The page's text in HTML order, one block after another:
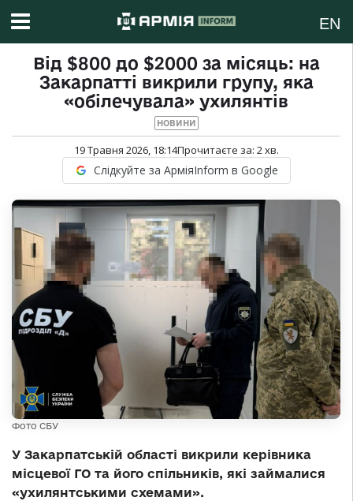
EN
Від $800 до $2000 за місяць: на
Закарпатті викрили групу, яка
«обілечувала» ухилянтів
НОВИНИ
19 Травня 2026, 18:14Прочитаєте за: 2хв.
Слідкуйте за АрміяInform в Google
Фото СБУ
У Закарпатській області викрили керівника
місцевої ГО та його спільників, які займалися
«ухилянтськими схемами».